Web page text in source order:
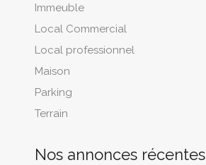
Immeuble
Local Commercial
Local professionnel
Maison
Parking
Terrain
Nos annonces récentes